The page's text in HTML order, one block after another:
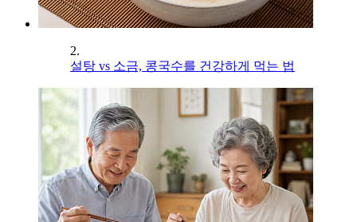
2.
설탕 vs 소금, 콩국수를 건강하게 먹는 법